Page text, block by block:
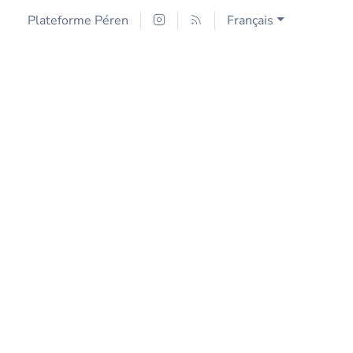
Plateforme Péren Français